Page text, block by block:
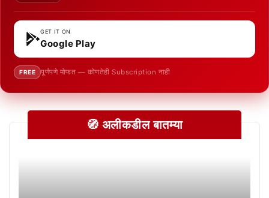
GET IT ON
Google Play
FREE पूर्णपणे मोफत — कोणतेही Subscription नाही
🧭 अलीकडील बातम्या